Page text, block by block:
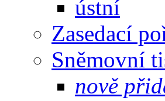
ústní
Zasedací
Sněmovní
nově